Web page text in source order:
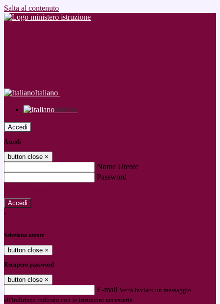
Salta al contenuto
Italiano
Italiano
Accedi
Accedi
button close ×
Nome Utente
Password
-
Seleziona utente
button close ×
Recupero password
button close ×
E-mail Verrà inviato un messaggio
all'indirizzo indicato con le istruzioni necessarie.